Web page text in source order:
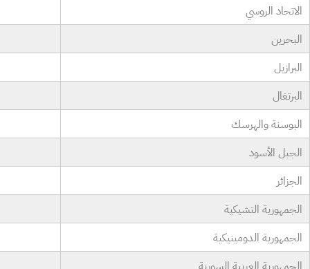
الاتحاد الروسي
البحرين
البرازيل
البرتغال
البوسنة والهرسك
الجبل الأسود
الجزائر
الجمهورية التشيكية
الجمهورية الدومينيكية
الجمهورية العربية السورية